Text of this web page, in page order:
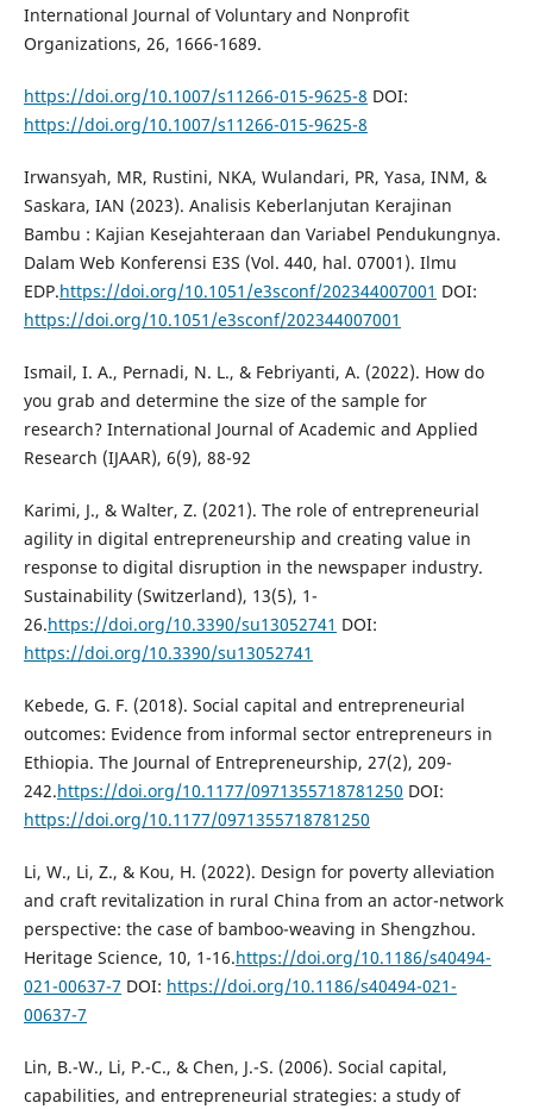
International Journal of Voluntary and Nonprofit
Organizations, 26, 1666-1689.
https://doi.org/10.1007/s11266-015-9625-8 DOI:
https://doi.org/10.1007/s11266-015-9625-8
Irwansyah, MR, Rustini, NKA, Wulandari, PR, Yasa, INM, &
Saskara, IAN (2023). Analisis Keberlanjutan Kerajinan
Bambu : Kajian Kesejahteraan dan Variabel Pendukungnya.
Dalam Web Konferensi E3S (Vol. 440, hal. 07001). Ilmu
EDP.https://doi.org/10.1051/e3sconf/202344007001 DOI:
https://doi.org/10.1051/e3sconf/202344007001
Ismail, I. A., Pernadi, N. L., & Febriyanti, A. (2022). How do
you grab and determine the size of the sample for
research? International Journal of Academic and Applied
Research (IJAAR), 6(9), 88-92
Karimi, J., & Walter, Z. (2021). The role of entrepreneurial
agility in digital entrepreneurship and creating value in
response to digital disruption in the newspaper industry.
Sustainability (Switzerland), 13(5), 1-
26.https://doi.org/10.3390/su13052741 DOI:
https://doi.org/10.3390/su13052741
Kebede, G. F. (2018). Social capital and entrepreneurial
outcomes: Evidence from informal sector entrepreneurs in
Ethiopia. The Journal of Entrepreneurship, 27(2), 209-
242.https://doi.org/10.1177/0971355718781250 DOI:
https://doi.org/10.1177/0971355718781250
Li, W., Li, Z., & Kou, H. (2022). Design for poverty alleviation
and craft revitalization in rural China from an actor-network
perspective: the case of bamboo-weaving in Shengzhou.
Heritage Science, 10, 1-16.https://doi.org/10.1186/s40494-
021-00637-7 DOI: https://doi.org/10.1186/s40494-021-
00637-7
Lin, B.-W., Li, P.-C., & Chen, J.-S. (2006). Social capital,
capabilities, and entrepreneurial strategies: a study of